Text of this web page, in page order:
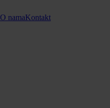
O namaKontakt